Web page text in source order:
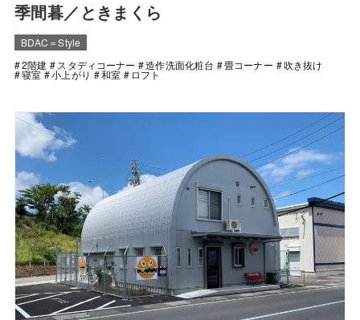
季間暮／ときまくら
BDAC＝Style
2階建
スタディコーナー 造作洗面化粧台 畳コーナー 吹き抜け
寝室 小上がり 和室 ロフト